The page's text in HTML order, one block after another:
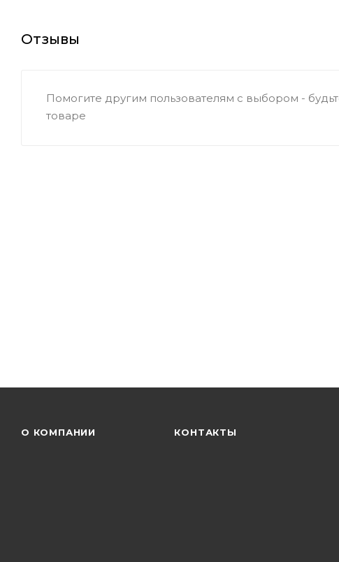
Отзывы
Помогите другим пользователям с выбором -
товаре
О КОМПАНИИ КОНТАКТЫ